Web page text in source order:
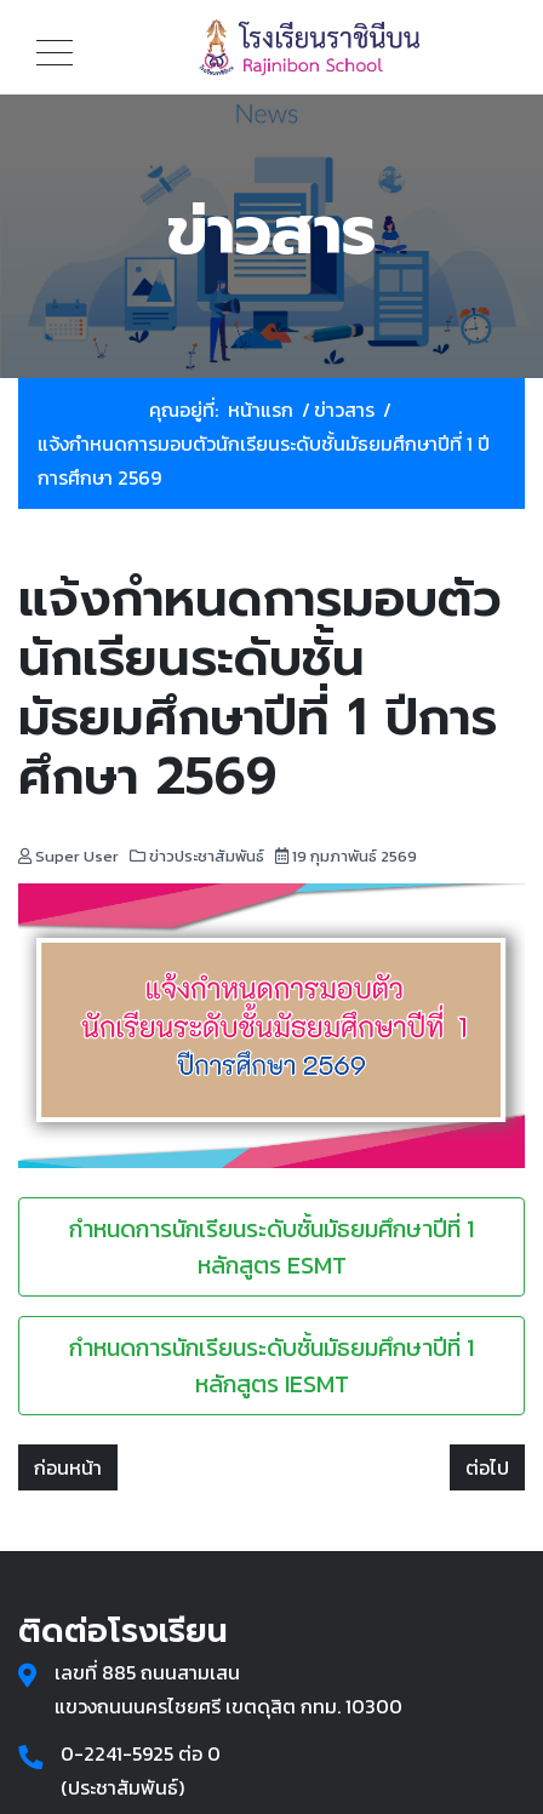
ข่าวสาร
คุณอยู่ที่: หน้าแรก /ข่าวสาร /
แจ้งกำหนดการมอบตัวนักเรียนระดับชั้นมัธยมศึกษาปีที่ 1 ปี
การศึกษา 2569
แจ้งกำหนดการมอบตัว
นักเรียนระดับชั้น
มัธยมศึกษาปีที่ 1 ปีการ
ศึกษา 2569
Super User ข่าวประชาสัมพันธ์ 19 กุมภาพันธ์ 2569
กำหนดการนักเรียนระดับชั้นมัธยมศึกษาปีที่ 1
หลักสูตร ESMT
กำหนดการนักเรียนระดับชั้นมัธยมศึกษาปีที่ 1
หลักสูตร IESMT
ก่อนหน้า ต่อไป
ติดต่อโรงเรียน
เลขที่ 885 ถนนสามเสน
แขวงถนนนครไชยศรี เขตดุสิต กทม. 10300
0-2241-5925 ต่อ 0
(ประชาสัมพันธ์)